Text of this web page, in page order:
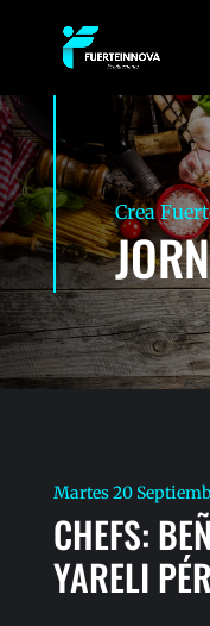
Crea
Martes 20
CHEFS:
YARELI